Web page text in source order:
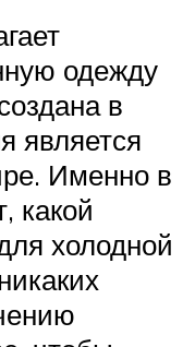
одежду
в
является
Именно в
какой
холодной